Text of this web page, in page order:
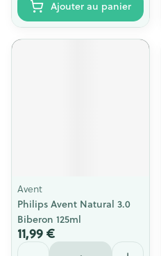
Ajouter au panier
Avent
Philips Avent Natural 3.0
Biberon 125ml
11,99 €
Quantité